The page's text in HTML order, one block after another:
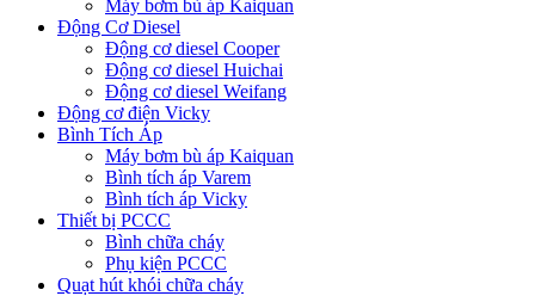
Máy bơm bù áp Kaiquan
Động Cơ Diesel
Động cơ diesel Cooper
Động cơ diesel Huichai
Động cơ diesel Weifang
Động cơ điện Vicky
Bình Tích Áp
Máy bơm bù áp Kaiquan
Bình tích áp Varem
Bình tích áp Vicky
Thiết bị PCCC
Bình chữa cháy
Phụ kiện PCCC
Quạt hút khói chữa cháy